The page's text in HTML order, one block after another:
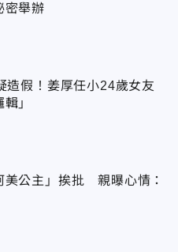
密舉辦
造假！姜厚任小24歲女友
」
美公主」挨批 親曝心情：